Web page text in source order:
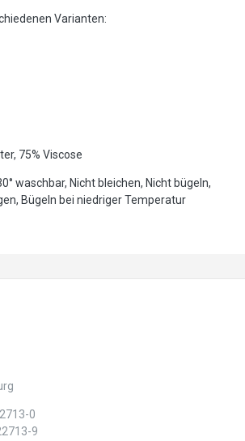
Varianten:
75% Viscose
waschbar, Nicht bleichen, Nicht bügeln,
Bügeln bei niedriger Temperatur
0
9